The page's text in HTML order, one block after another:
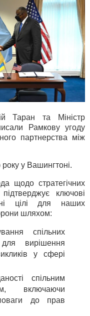
Таран та Міністр
Рамкову угоду
партнерства між
у Вашингтоні.
щодо стратегічних
ключові
цілі для наших
шляхом:
спільних
для вирішення
у сфері
спільним
включаючи
до прав